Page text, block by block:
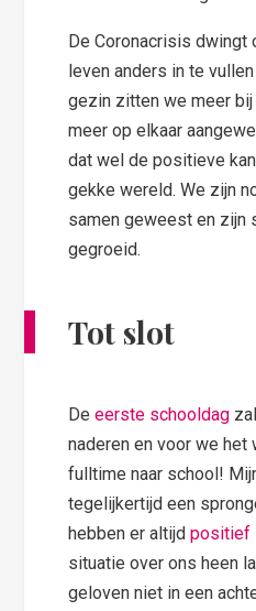
De Coronacrisis dwingt
leven anders in te
gezin zitten we meer
meer op elkaar
dat wel de positieve
gekke wereld. We zijn
samen geweest en zijn
gegroeid.
Tot slot
Deeerste schooldag
naderen en voor we het
fulltime naar school!
tegelijkertijd een
hebben er altijdpositief
situatie over ons heen
geloven niet in een